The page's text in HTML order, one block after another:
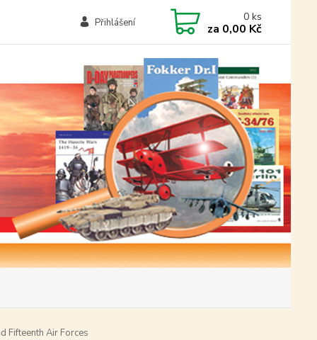
Přihlášení 0 ks
za 0,00 Kč
Fifteenth Air Forces